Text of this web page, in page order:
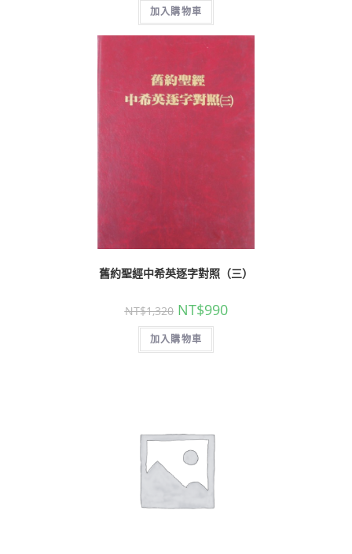
加入購物車
舊約聖經中希英逐字對照（三）
NT$1,320 NT$990
加入購物車